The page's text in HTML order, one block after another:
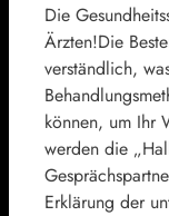
Die
Ärzten!Die
verständlich,
können, um Ihr
werden die
Erklärung der